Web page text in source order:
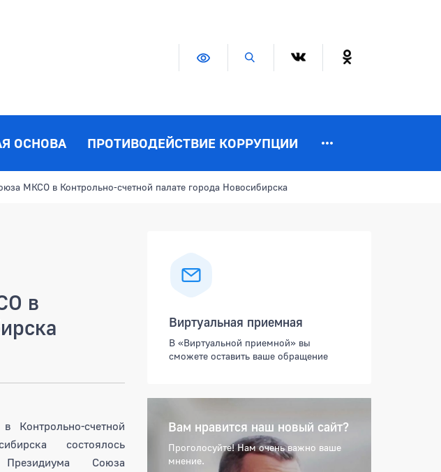
Версия для слабовидящих
Поиск по сайту
ОСНОВА ПРОТИВОДЕЙСТВИЕ КОРРУПЦИИ
МКСО в Контрольно-счетной палате города Новосибирска
в
Контрольно-счетной
состоялось
Союза
Виртуальная приемная
В «Виртуальной приемной» вы
сможете оставить ваше обращение
Вам нравится наш новый сайт?
Проголосуйте! Нам очень важно ваше
мнение.